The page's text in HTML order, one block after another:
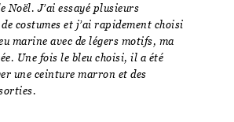
Noël. J’ai essayé plusieurs
costumes et j’ai rapidement choisi
marine avec de légers motifs, ma
Une fois le bleu choisi, il a été
une ceinture marron et des